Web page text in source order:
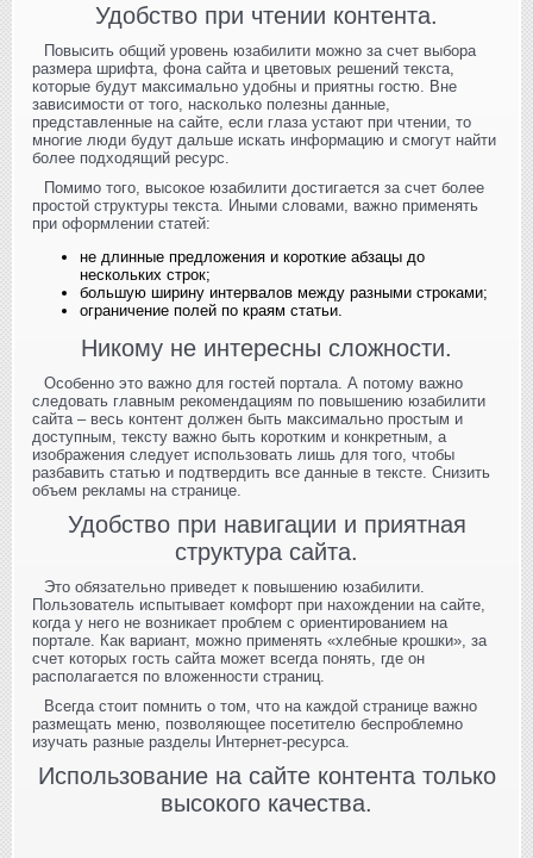
Удобство при чтении контента.
Повысить общий уровень юзабилити можно за счет выбора
размера шрифта, фона сайта и цветовых решений текста,
которые будут максимально удобны и приятны гостю. Вне
зависимости от того, насколько полезны данные,
представленные на сайте, если глаза устают при чтении, то
многие люди будут дальше искать информацию и смогут найти
более подходящий ресурс.
Помимо того, высокое юзабилити достигается за счет более
простой структуры текста. Иными словами, важно применять
при оформлении статей:
не длинные предложения и короткие абзацы до
нескольких строк;
большую ширину интервалов между разными строками;
ограничение полей по краям статьи.
Никому не интересны сложности.
Особенно это важно для гостей портала. А потому важно
следовать главным рекомендациям по повышению юзабилити
сайта – весь контент должен быть максимально простым и
доступным, тексту важно быть коротким и конкретным, а
изображения следует использовать лишь для того, чтобы
разбавить статью и подтвердить все данные в тексте. Снизить
объем рекламы на странице.
Удобство при навигации и приятная
структура сайта.
Это обязательно приведет к повышению юзабилити.
Пользователь испытывает комфорт при нахождении на сайте,
когда у него не возникает проблем с ориентированием на
портале. Как вариант, можно применять «хлебные крошки», за
счет которых гость сайта может всегда понять, где он
располагается по вложенности страниц.
Всегда стоит помнить о том, что на каждой странице важно
размещать меню, позволяющее посетителю беспроблемно
изучать разные разделы Интернет-ресурса.
Использование на сайте контента только
высокого качества.